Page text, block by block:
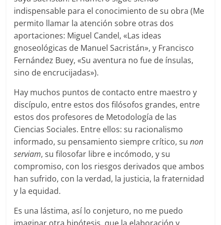
indispensable para el conocimiento de su obra (Me
permito llamar la atención sobre otras dos
aportaciones: Miguel Candel, «Las ideas
gnoseológicas de Manuel Sacristán», y Francisco
Fernández Buey, «Su aventura no fue de ínsulas,
sino de encrucijadas»).
Hay muchos puntos de contacto entre maestro y
discípulo, entre estos dos filósofos grandes, entre
estos dos profesores de Metodología de las
Ciencias Sociales. Entre ellos: su racionalismo
informado, su pensamiento siempre crítico, sunon
serviam, su filosofar libre e incómodo, y su
compromiso, con los riesgos derivados que ambos
han sufrido, con la verdad, la justicia, la fraternidad
y la equidad.
Es una lástima, así lo conjeturo, no me puedo